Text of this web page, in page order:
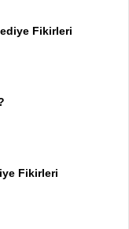
Fikirleri
Fikirleri